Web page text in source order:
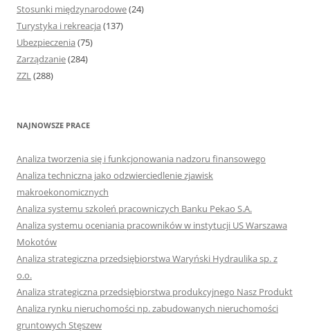
Stosunki międzynarodowe(24)
Turystyka i rekreacja (137)
Ubezpieczenia (75)
Zarządzanie(284)
ZZL(288)
NAJNOWSZE PRACE
Analiza tworzenia się i funkcjonowania nadzoru finansowego
Analiza techniczna jako odzwierciedlenie zjawisk
makroekonomicznych
Analiza systemu szkoleń pracowniczych Banku Pekao S.A.
Analiza systemu oceniania pracowników w instytucji US Warszawa
Mokotów
Analiza strategiczna przedsiębiorstwa Waryński Hydraulika sp. z
o.o.
Analiza strategiczna przedsiębiorstwa produkcyjnego Nasz Produkt
Analiza rynku nieruchomości np. zabudowanych nieruchomości
gruntowych Stęszew